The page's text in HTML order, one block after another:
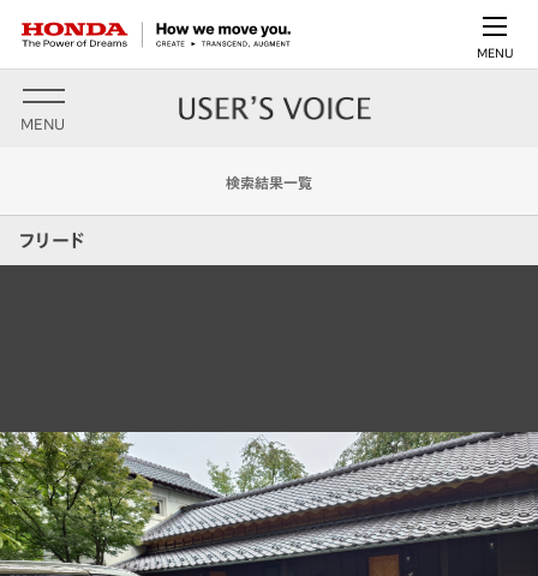
MENU
MENU
検索結果一覧
フリード